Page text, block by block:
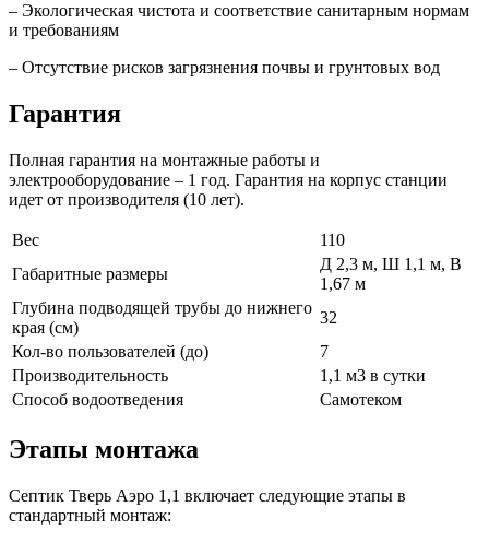
– Экологическая чистота и соответствие санитарным нормам
и требованиям
– Отсутствие рисков загрязнения почвы и грунтовых вод
Гарантия
Полная гарантия на монтажные работы и
электрооборудование – 1 год. Гарантия на корпус станции
идет от производителя (10 лет).
Вес
110
Габаритные размеры
Д 2,3 м, Ш 1,1 м, В
1,67 м
Глубина подводящей трубы до нижнего
края (см)
32
Кол-во пользователей (до)
7
Производительность
1,1 м3 в сутки
Способ водоотведения
Самотеком
Этапы монтажа
Септик Тверь Аэро 1,1 включает следующие этапы в
стандартный монтаж: